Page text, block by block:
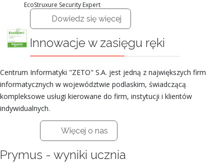
EcoStruxure Security Expert
Dowiedz się więcej
Innowacje w zasięgu ręki
Centrum Informatyki "ZETO" S.A. jest jedną z największych firm
informatycznych w województwie podlaskim, świadczącą
kompleksowe usługi kierowane do firm, instytucji i klientów
indywidualnych.
Więcej o nas
Prymus - wyniki ucznia